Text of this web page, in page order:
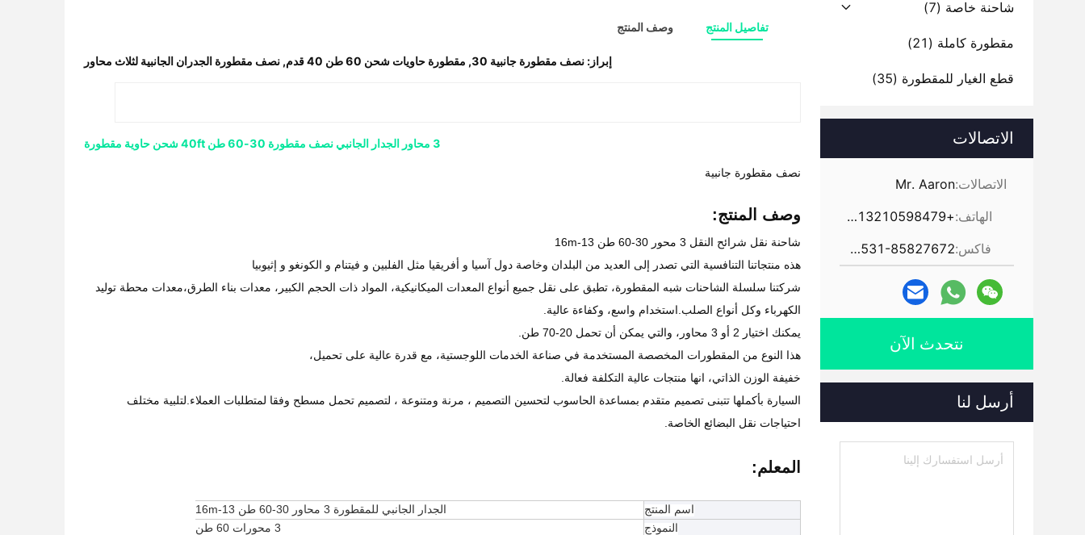
شاحنة خاصة (7)
مقطورة كاملة (21)
قطع الغيار للمقطورة (35)
الاتصالات
الاتصالات:Mr. Aaron
الهاتف:
+86-13210598479
فاكس:
86-531-85827672
نتحدث الآن
أرسل لنا
تفاصيل المنتج وصف المنتج
إبراز: نصف مقطورة جانبية 30 , مقطورة حاويات شحن 60 طن 40 قدم , نصف مقطورة الجدران الجانبية لثلاث محاور
3 محاور الجدار الجانبي نصف مقطورة 30-60 طن 40ft شحن حاوية مقطورة
نصف مقطورة جانبية
وصف المنتج:
شاحنة نقل شرائح النقل 3 محور 30-60 طن 13-16m
هذه منتجاتنا التنافسية التي تصدر إلى العديد من البلدان وخاصة دول آسيا و أفريقيا مثل الفلبين و فيتنام و الكونغو و إثيوبيا
شركتنا سلسلة الشاحنات شبه المقطورة، تطبق على نقل جميع أنواع المعدات الميكانيكية، المواد ذات الحجم الكبير، معدات بناء الطرق،معدات محطة توليد
الكهرباء وكل أنواع الصلب.استخدام واسع، وكفاءة عالية.
يمكنك اختيار 2 أو 3 محاور، والتي يمكن أن تحمل 20-70 طن.
هذا النوع من المقطورات المخصصة المستخدمة في صناعة الخدمات اللوجستية، مع قدرة عالية على تحميل،
خفيفة الوزن الذاتي، انها منتجات عالية التكلفة فعالة.
السيارة بأكملها تتبنى تصميم متقدم بمساعدة الحاسوب لتحسين التصميم ، مرنة ومتنوعة ، لتصميم تحمل مسطح وفقا لمتطلبات العملاء.لتلبية مختلف
احتياجات نقل البضائع الخاصة.
المعلم:
اسم المنتج
الجدار الجانبي للمقطورة 3 محاور 30-60 طن 13-16m
النموذج
3 محورات 60 طن